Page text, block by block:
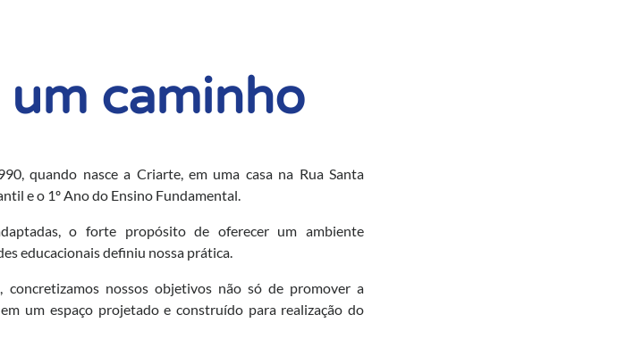
um caminho
quando nasce a Criarte, em uma casa na Rua Santa
e o 1º Ano do Ensino Fundamental.
o forte propósito de oferecer um ambiente
educacionais definiu nossa prática.
nossos objetivos não só de promover a
um espaço projetado e construído para realização do